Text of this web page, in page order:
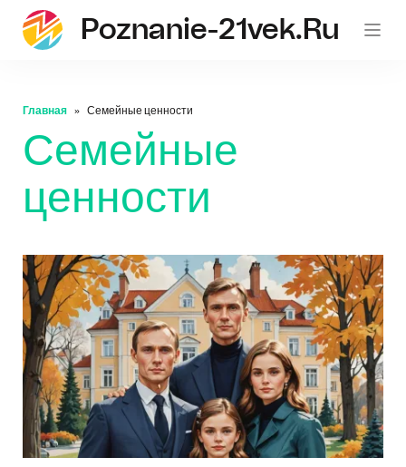
Poznanie-21vek.ru
Главная Семейные ценности
Семейные
ценности